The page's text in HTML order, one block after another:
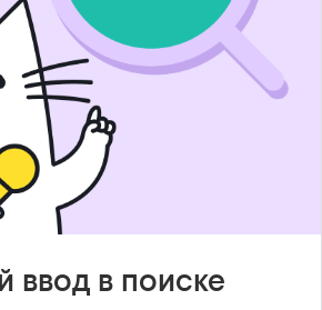
ввод в поиске